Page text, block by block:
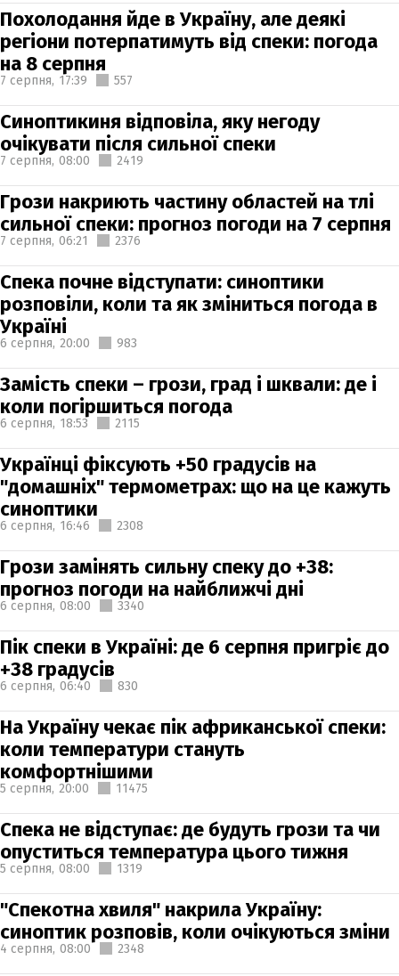
Похолодання йде в Україну, але деякі
регіони потерпатимуть від спеки: погода
на 8 серпня
7 серпня, 17:39 557
Синоптикиня відповіла, яку негоду
очікувати після сильної спеки
7 серпня, 08:00 2419
Грози накриють частину областей на тлі
сильної спеки: прогноз погоди на 7 серпня
7 серпня, 06:21 2376
Спека почне відступати: синоптики
розповіли, коли та як зміниться погода в
Україні
6 серпня, 20:00 983
Замість спеки – грози, град і шквали: де і
коли погіршиться погода
6 серпня, 18:53 2115
Українці фіксують +50 градусів на
"домашніх" термометрах: що на це кажуть
синоптики
6 серпня, 16:46 2308
Грози замінять сильну спеку до +38:
прогноз погоди на найближчі дні
6 серпня, 08:00 3340
Пік спеки в Україні: де 6 серпня пригріє до
+38 градусів
6 серпня, 06:40 830
На Україну чекає пік африканської спеки:
коли температури стануть
комфортнішими
5 серпня, 20:00 11475
Спека не відступає: де будуть грози та чи
опуститься температура цього тижня
5 серпня, 08:00 1319
"Спекотна хвиля" накрила Україну:
синоптик розповів, коли очікуються зміни
4 серпня, 08:00 2348